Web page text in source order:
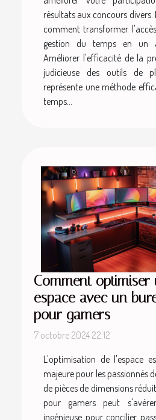
résultats aux concours divers.
comment transformer
gestion du temps en un
Améliorer l'efficacité de la
judicieuse des outils de
représente une méthode
temps...
Comment optimiser
espace avec un
pour gamers
7 octobre 2024 22:12
L'optimisation de l'espace
majeure pour les passionnés
de pièces de dimensions
pour gamers peut
ingénieuse pour concilier